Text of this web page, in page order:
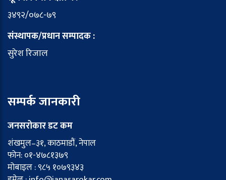
३४९२/०७८-७९
संस्थापक/प्रधान सम्पादक :
सुरेश रिजाल
सम्पर्क जानकारी
जनसरोकार डट कम
शंखमुल–३१, काठमाडौं, नेपाल
फोन: ०१-४७८१३७९
मोबाइल : ९८५ १०७९३४३